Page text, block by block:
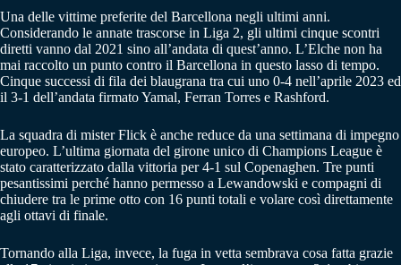
Una delle vittime preferite del Barcellona negli ultimi anni.
Considerando le annate trascorse in Liga 2, gli ultimi cinque scontri
diretti vanno dal 2021 sino all’andata di quest’anno. L’Elche non ha
mai raccolto un punto contro il Barcellona in questo lasso di tempo.
Cinque successi di fila dei blaugrana tra cui uno 0-4 nell’aprile 2023 ed
il 3-1 dell’andata firmato Yamal, Ferran Torres e Rashford.
La squadra di mister Flick è anche reduce da una settimana di impegno
europeo. L’ultima giornata del girone unico di Champions League è
stato caratterizzato dalla vittoria per 4-1 sul Copenaghen. Tre punti
pesantissimi perché hanno permesso a Lewandowski e compagni di
chiudere tra le prime otto con 16 punti totali e volare così direttamente
agli ottavi di finale.
Tornando alla Liga, invece, la fuga in vetta sembrava cosa fatta grazie